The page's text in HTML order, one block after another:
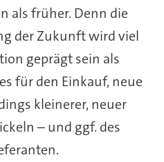
als früher. Denn die
der Zukunft wird viel
geprägt sein als
für den Einkauf, neue
kleinerer, neuer
– und ggf. des